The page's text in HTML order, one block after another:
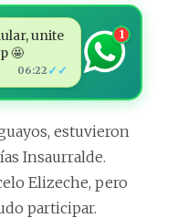
unite
🤩
06:22 ✓✓
1
estuvieron
Insaurralde.
Elizeche, pero
participar.